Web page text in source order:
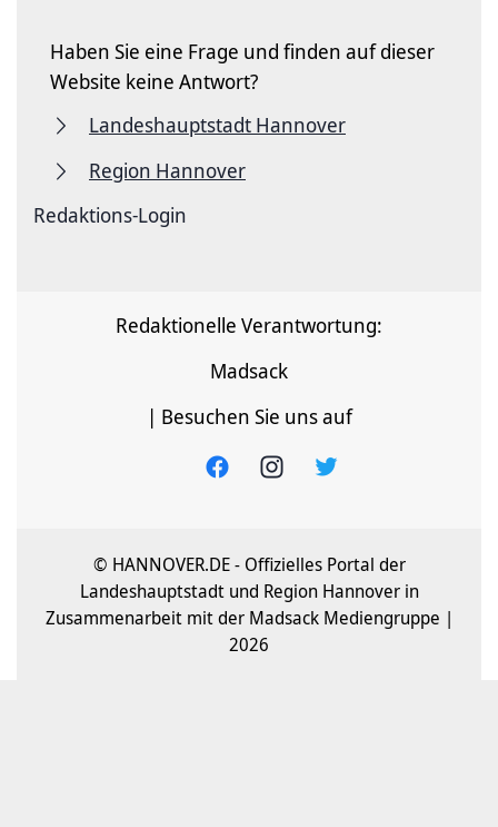
Haben Sie eine Frage und finden auf dieser
Website keine Antwort?
Landeshauptstadt Hannover
Region Hannover
Redaktions-Login
Redaktionelle Verantwortung:
Madsack
| Besuchen Sie uns auf
© HANNOVER.DE - Offizielles Portal der
Landeshauptstadt und Region Hannover in
Zusammenarbeit mit der Madsack Mediengruppe |
2026